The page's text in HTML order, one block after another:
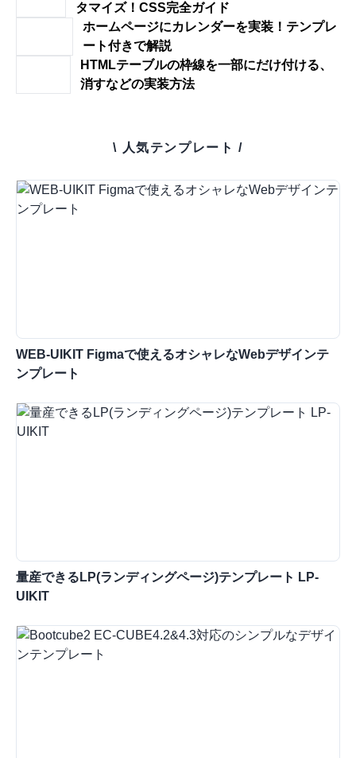
タマイズ！CSS完全ガイド
ホームページにカレンダーを実装！テンプレ
ート付きで解説
HTMLテーブルの枠線を一部にだけ付ける、
消すなどの実装方法
\ 人気テンプレート /
WEB-UIKIT Figmaで使えるオシャレなWebデザインテ
ンプレート
量産できるLP(ランディングページ)テンプレート LP-
UIKIT